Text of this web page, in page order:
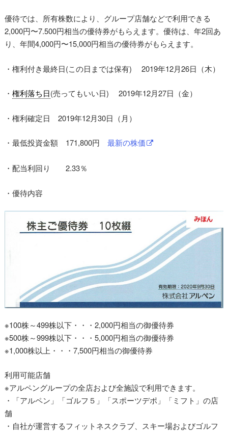
優待では、所有株数により、グループ店舗などで利用できる
2,000円〜7.500円相当の優待券がもらえます。優待は、年2回あ
り、年間4,000円〜15,000円相当の優待券がもらえます。
・権利付き最終日(この日までは保有) 2019年12月26日（木）
・ 権利落ち日(売ってもいい日) 2019年12月27日（金）
・権利確定日 2019年12月30日（月）
・最低投資金額 171,800円 最新の株価
・配当利回り 2.33％
・優待内容
※100株～499株以下・・・2,000円相当の御優待券
※500株～999株以下・・・5,000円相当の御優待券
※1,000株以上・・・7,500円相当の御優待券
利用可能店舗
※アルペングループの全店および全施設で利用できます。
・「アルペン」「ゴルフ５」「スポーツデポ」「ミフト」の店
舗
・自社が運営するフィットネスクラブ、スキー場およびゴルフ